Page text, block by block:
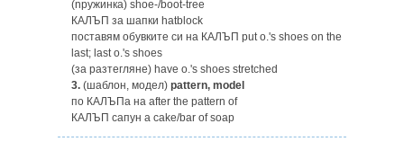
(npyжинка) shoe-/boot-tree
КАЛЪП за шапки hatblock
поставям обувките си на КАЛЪП put o.'s shoes on the
last; last o.'s shoes
(за разтегляне) have o.'s shoes stretched
3. (шаблон, модел) pattern, model
по КАЛЪПa на after the pattern of
КАЛЪП сапун a cake/bar of soap